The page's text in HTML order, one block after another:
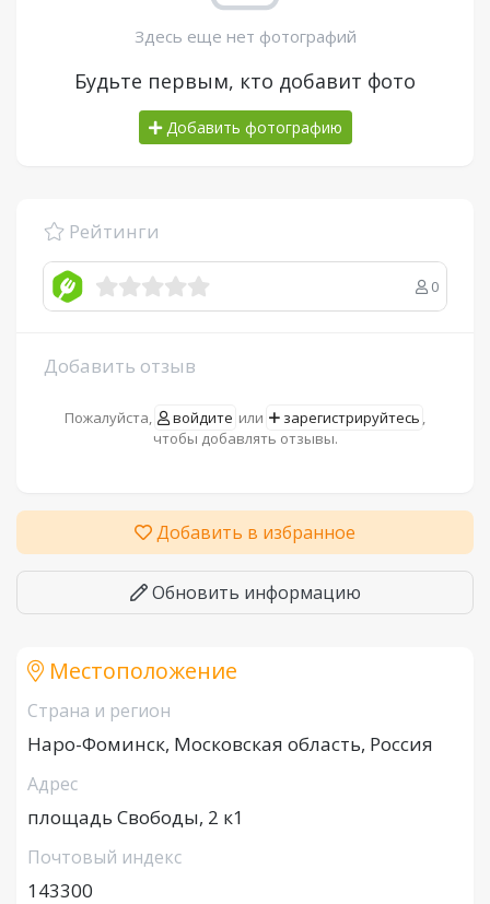
Здесь еще нет фотографий
Будьте первым, кто добавит фото
Добавить фотографию
Рейтинги
0
Добавить отзыв
Пожалуйста, войдите или зарегистрируйтесь ,
чтобы добавлять отзывы.
Добавить в избранное
Обновить информацию
Местоположение
Страна и регион
Наро-Фоминск, Московская область, Россия
Адрес
площадь Свободы, 2 к1
Почтовый индекс
143300